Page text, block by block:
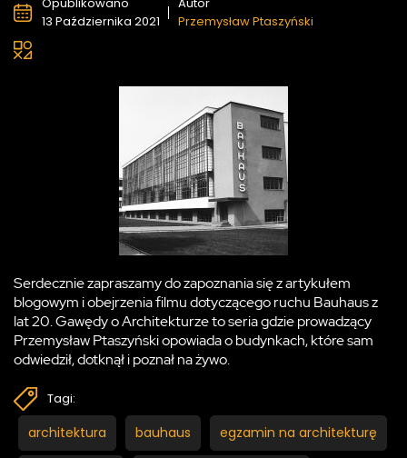
Opublikowano
13 Października 2021
Autor
Przemysław Ptaszyński
Serdecznie zapraszamy do zapoznania się z artykułem
blogowym i obejrzenia filmu dotyczącego ruchu Bauhaus z
lat 20. Gawędy o Architekturze to seria gdzie prowadzący
Przemysław Ptaszyński opowiada o budynkach, które sam
odwiedził, dotknął i poznał na żywo.
Tagi:
architektura bauhaus egzamin na architekturę